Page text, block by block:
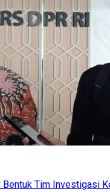
Tim Investigasi